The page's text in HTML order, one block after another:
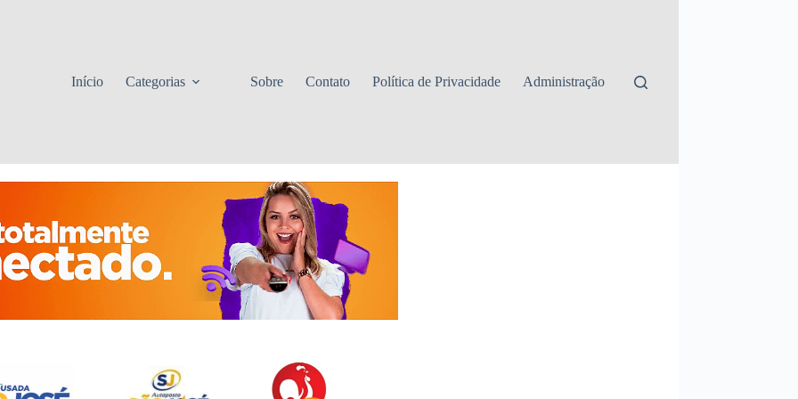
Início
Categorias Sobre Contato Política de Privacidade Administração